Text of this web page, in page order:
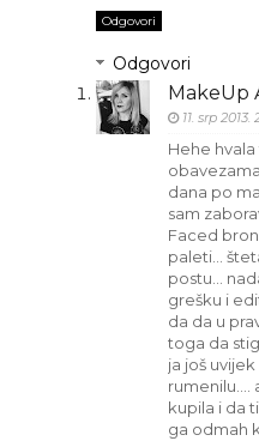
Odgovori
Odgovori
MakeUp
11. srp 2013.
Hehe
dana po
sam
Faced
paleti...
postu...
grešku i
da da u
toga da
ja još
rumenilu....
kupila i da
ga odmah